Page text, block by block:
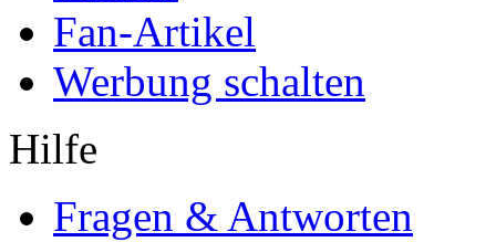
Fan-Artikel
Werbung schalten
Hilfe
Fragen & Antworten